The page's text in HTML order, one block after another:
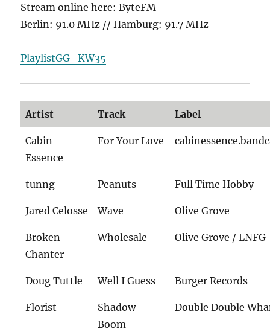
Stream online here: ByteFM
Berlin: 91.0 MHz // Hamburg: 91.7 MHz
PlaylistGG_KW35
Artist Track Label
Cabin
Essence
For Your Love
tunng Peanuts Full Time Hobby
Jared Celosse Wave Olive Grove
Broken
Chanter
Wholesale Olive Grove / LNFG
Doug Tuttle Well I Guess Burger Records
Florist
Shadow
Boom
Double Double